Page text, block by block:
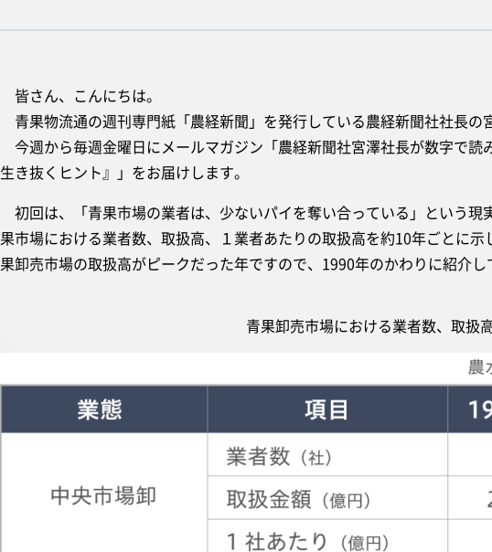
皆さん、こんにちは。
青果物流通の週刊専門紙「農経新聞」を発行している農経新聞社社長の
今週から毎週金曜日にメールマガジン「農経新聞社宮澤社長が数字で読
生き抜くヒント』」をお届けします。
初回は、「青果市場の業者は、少ないパイを奪い合っている」という現
果市場における業者数、取扱高、１業者あたりの取扱高を約10年ごとに
果卸売市場の取扱高がピークだった年ですので、1990年のかわりに紹介し
青果卸売市場における業者数、取扱